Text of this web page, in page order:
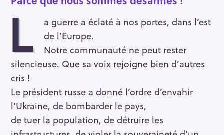
L
a guerre a éclaté à nos portes, dans l’est
de l’Europe.
Notre communauté ne peut rester
silencieuse. Que sa voix rejoigne bien d’autres
cris !
Le président russe a donné l’ordre d’envahir
l’Ukraine, de bombarder le pays,
de tuer la population, de détruire les